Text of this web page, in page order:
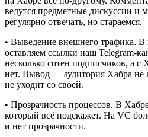
ведутся предметные дискуссии и
регулярно отвечать, но стараемся.
• Выведение внешнего трафика. В
оставляем ссылки наш Telegram-
несколько сотен подписчиков, а с
нет. Вывод — аудитория Хабра не
не уходит со своей.
• Прозрачность процессов. В
который всё подскажет. На VC
и нет прозрачности.